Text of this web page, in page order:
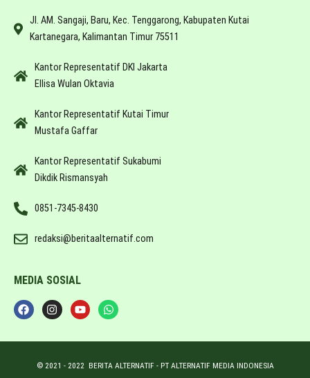
Jl. AM. Sangaji, Baru, Kec. Tenggarong, Kabupaten Kutai
Kartanegara, Kalimantan Timur 75511
Kantor Representatif DKI Jakarta
Ellisa Wulan Oktavia
Kantor Representatif Kutai Timur
Mustafa Gaffar
Kantor Representatif Sukabumi
Dikdik Rismansyah
0851-7345-8430
redaksi@beritaalternatif.com
MEDIA SOSIAL
© 2021 - 2022 BERITA ALTERNATIF - PT ALTERNATIF MEDIA INDONESIA